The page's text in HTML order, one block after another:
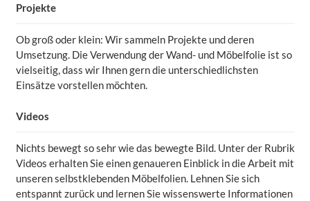
Projekte
Ob groß oder klein: Wir sammeln Projekte und deren
Umsetzung. Die Verwendung der Wand- und Möbelfolie ist so
vielseitig, dass wir Ihnen gern die unterschiedlichsten
Einsätze vorstellen möchten.
Videos
Nichts bewegt so sehr wie das bewegte Bild. Unter der Rubrik
Videos erhalten Sie einen genaueren Einblick in die Arbeit mit
unseren selbstklebenden Möbelfolien. Lehnen Sie sich
entspannt zurück und lernen Sie wissenswerte Informationen